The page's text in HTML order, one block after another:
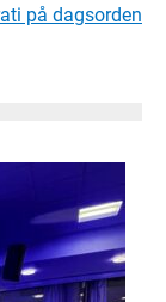
på dagsorden